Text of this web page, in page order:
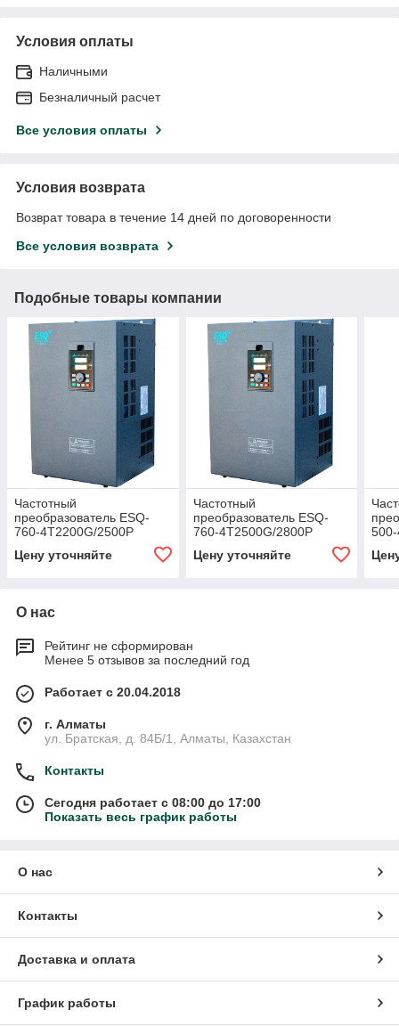
Условия оплаты
Наличными
Безналичный расчет
Все условия оплаты
Условия возврата
Возврат товара в течение 14 дней по договоренности
Все условия возврата
Подобные товары компании
Частотный
преобразователь ESQ-
760-4T2200G/2500P
Цену уточняйте
Частотный
преобразователь ESQ-
760-4T2500G/2800P
Цену уточняйте
О нас
Рейтинг не сформирован
Менее 5 отзывов за последний год
Работает с 20.04.2018
г. Алматы
ул. Братская, д. 84Б/1, Алматы, Казахстан
Контакты
Сегодня работает с 08:00 до 17:00
Показать весь график работы
О нас
Контакты
Доставка и оплата
График работы